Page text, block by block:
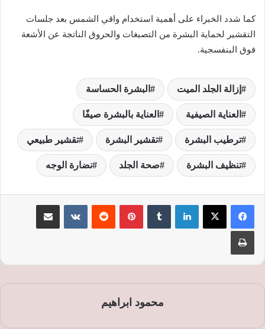
كما شدد الخبراء على أهمية استخدام واقي الشمس بعد جلسات
التقشير لحماية البشرة من التصبغات والحروق الناتجة عن الأشعة
فوق البنفسجية.
إزالة الجلد الميت البشرة الحساسة
العناية الصيفية العناية بالبشرة صيفًا
ترطيب البشرة تقشير البشرة تقشير طبيعي
تنظيف البشرة صحة الجلد نضارة الوجه
لينكدإن بينتيريست
محمود ابراهيم